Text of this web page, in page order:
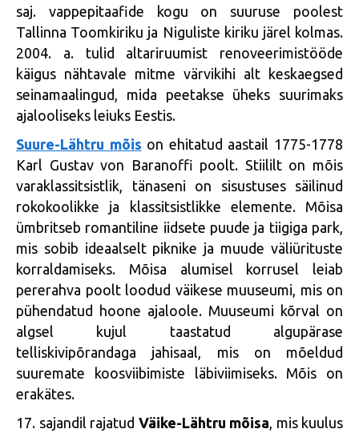
saj. vappepitaafide kogu on suuruse poolest
Tallinna Toomkiriku ja Niguliste kiriku järel kolmas.
2004. a. tulid altariruumist renoveerimistööde
käigus nähtavale mitme värvikihi alt keskaegsed
seinamaalingud, mida peetakse üheks suurimaks
ajalooliseks leiuks Eestis.
Suure-Lähtru mõis on ehitatud aastail 1775-1778
Karl Gustav von Baranoffi poolt. Stiililt on mõis
varaklassitsistlik, tänaseni on sisustuses säilinud
rokokoolikke ja klassitsistlikke elemente. Mõisa
ümbritseb romantiline iidsete puude ja tiigiga park,
mis sobib ideaalselt piknike ja muude väliürituste
korraldamiseks. Mõisa alumisel korrusel leiab
pererahva poolt loodud väikese muuseumi, mis on
pühendatud hoone ajaloole. Muuseumi kõrval on
algsel kujul taastatud algupärase
telliskivipõrandaga jahisaal, mis on mõeldud
suuremate koosviibimiste läbiviimiseks. Mõis on
erakätes.
17. sajandil rajatud Väike-Lähtru mõisa, mis kuulus